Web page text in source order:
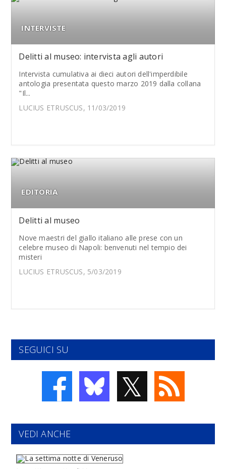
INTERVISTE
Delitti al museo: intervista agli autori
Intervista cumulativa ai dieci autori dell'imperdibile
antologia presentata questo marzo 2019 dalla collana
"Il...
LUCIUS ETRUSCUS, 11/03/2019
EDITORIA
Delitti al museo
Nove maestri del giallo italiano alle prese con un
celebre museo di Napoli: benvenuti nel tempio dei
misteri
LUCIUS ETRUSCUS, 5/03/2019
SEGUICI SU
𝕏
VEDI ANCHE